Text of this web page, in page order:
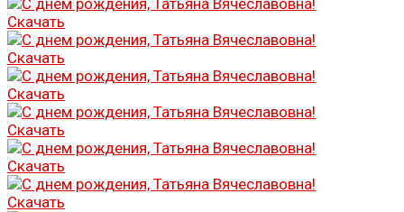
Скачать
Скачать
Скачать
Скачать
Скачать
Скачать